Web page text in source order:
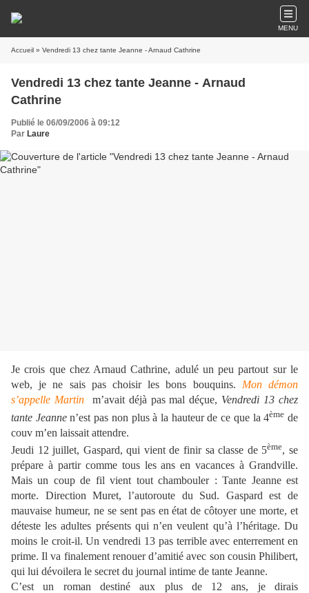
MENU
Accueil » Vendredi 13 chez tante Jeanne - Arnaud Cathrine
Vendredi 13 chez tante Jeanne - Arnaud
Cathrine
Publié le 06/09/2006 à 09:12
Par Laure
Je crois que chez Arnaud Cathrine, adulé un peu partout sur le
web, je ne sais pas choisir les bons bouquins. Mon démon
s’appelle Martin
m’avait déjà pas mal déçue, Vendredi 13 chez
tante Jeannen’est pas non plus à la hauteur de ce que la 4ème de
couv m’en laissait attendre.
Jeudi 12 juillet, Gaspard, qui vient de finir sa classe de 5ème, se
prépare à partir comme tous les ans en vacances à Grandville.
Mais un coup de fil vient tout chambouler : Tante Jeanne est
morte. Direction Muret, l’autoroute du Sud. Gaspard est de
mauvaise humeur, ne se sent pas en état de côtoyer une morte, et
déteste les adultes présents qui n’en veulent qu’à l’héritage. Du
moins le croit-il. Un vendredi 13 pas terrible avec enterrement en
prime. Il va finalement renouer d’amitié avec son cousin Philibert,
qui lui dévoilera le secret du journal intime de tante Jeanne.
C’est un roman destiné aux plus de 12 ans, je dirais